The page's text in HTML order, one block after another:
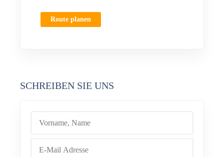
Route planen
SCHREIBEN SIE UNS